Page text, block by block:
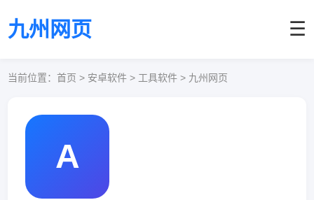
九州网页 ☰
当前位置：首页 > 安卓软件 > 工具软件 > 九州网页
A